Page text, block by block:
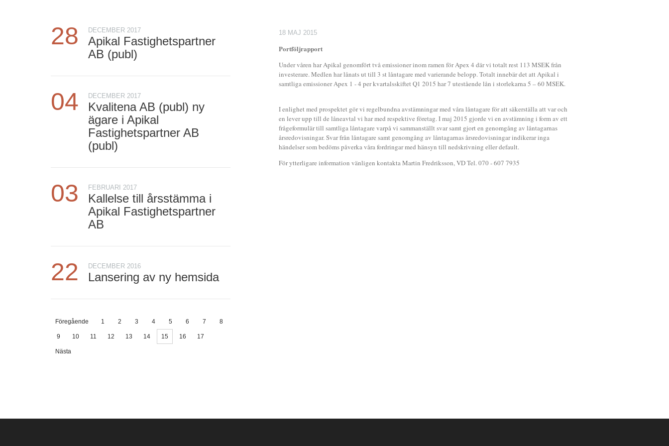
28 DECEMBER 2017
Apikal Fastighetspartner
AB (publ)
04 DECEMBER 2017
Kvalitena AB (publ) ny
ägare i Apikal
Fastighetspartner AB
(publ)
03 FEBRUARI 2017
Kallelse till årsstämma i
Apikal Fastighetspartner
AB
22 DECEMBER 2016
Lansering av ny hemsida
Föregående 1 2 3 4 5 6 7 8
9 10 11 12 13 14 15 16 17
Nästa
18 MAJ 2015
Portföljrapport
Under våren har Apikal genomfört två emissioner inom ramen för Apex 4 där vi totalt rest 113 MSEK från
investerare. Medlen har lånats ut till 3 st låntagare med varierande belopp. Totalt innebär det att Apikal i
samtliga emissioner Apex 1 - 4 per kvartalsskiftet Q1 2015 har 7 utestående lån i storlekarna 5 – 60 MSEK.
I enlighet med prospektet gör vi regelbundna avstämningar med våra låntagare för att säkerställa att var och
en lever upp till de låneavtal vi har med respektive företag. I maj 2015 gjorde vi en avstämning i form av ett
frågeformulär till samtliga låntagare varpå vi sammanställt svar samt gjort en genomgång av låntagarnas
årsredovisningar. Svar från låntagare samt genomgång av låntagarnas årsredovisningar indikerar inga
händelser som bedöms påverka våra fordringar med hänsyn till nedskrivning eller default.
För ytterligare information vänligen kontakta Martin Fredriksson, VD Tel. 070 - 607 7935